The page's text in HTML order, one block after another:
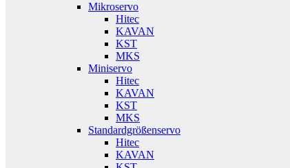
Mikroservo
Hitec
KAVAN
KST
MKS
Miniservo
Hitec
KAVAN
KST
MKS
Standardgrößenservo
Hitec
KAVAN